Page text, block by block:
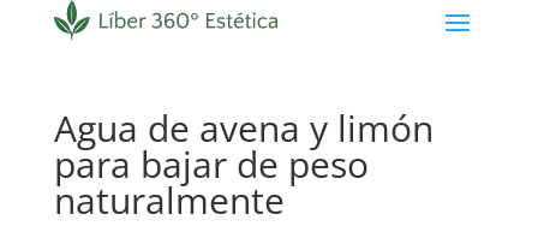
Agua de avena y limón
para bajar de peso
naturalmente